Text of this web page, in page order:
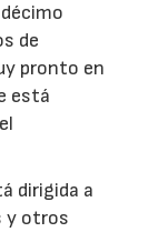
de
pronto en
está
dirigida a
y otros